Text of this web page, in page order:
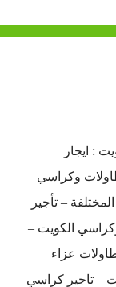
: ايجار
وكراسي
– تأجير
الكويت –
عزاء
– تاجير كراسي